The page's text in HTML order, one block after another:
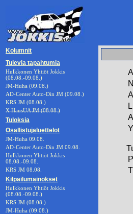
Kolumnit
Tulevia tapahtumia
Hulkkonen Yhtiöt Jokkis
(08.08.-09.08.)
JM-Huha (09.08.)
AD-Center Auto-Din JM (09.08.)
KRS JM (08.08.)
X HausUA JM (08.08.)
Tuloksia
Osallistujaluettelot
JM-Huha 09.08.
AD-Center Auto-Din JM 09.08.
Hulkkonen Yhtiöt Jokkis
08.08.-09.08.
KRS JM 08.08.
Kilpailumainokset
Hulkkonen Yhtiöt Jokkis
(08.08.-09.08.)
KRS JM (08.08.)
JM-Huha (09.08.)